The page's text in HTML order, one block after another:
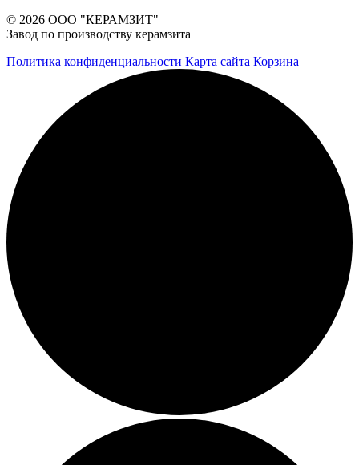
© 2026 ООО "КЕРАМЗИТ"
Завод по производству керамзита
Политика конфиденциальности Карта сайта Корзина